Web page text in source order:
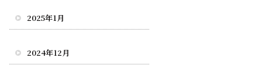
2025年1月
2024年12月